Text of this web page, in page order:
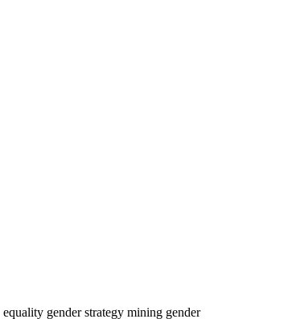
equality gender strategy mining gender